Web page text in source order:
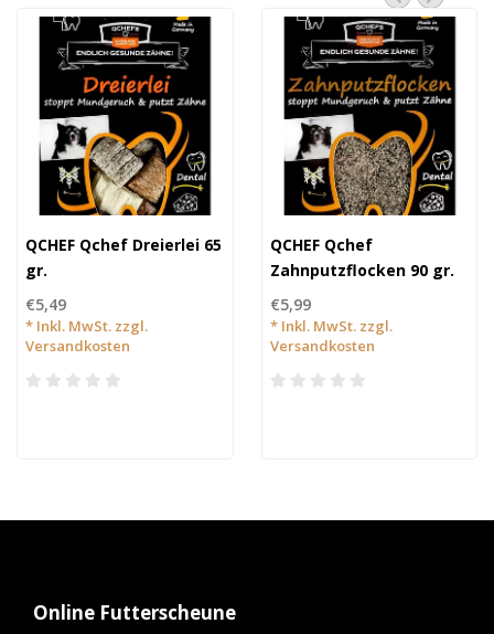
QCHEF Qchef Dreierlei 65
gr.
€5,49
* Inkl. MwSt. zzgl.
Versandkosten
QCHEF Qchef
Zahnputzflocken 90 gr.
€5,99
* Inkl. MwSt. zzgl.
Versandkosten
Online Futterscheune